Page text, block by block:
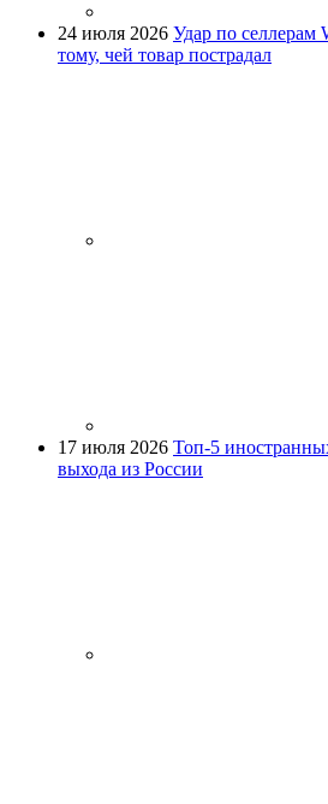
24 июля 2026 Удар по селлерам
тому, чей товар пострадал
17 июля 2026 Топ-5
выхода из России